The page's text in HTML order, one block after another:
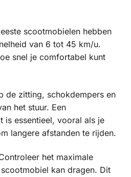
scootmobielen hebben
van 6 tot 45 km/u.
snel je comfortabel kunt
de zitting, schokdempers en
het stuur. Een
is essentieel, vooral als je
langere afstanden te rijden.
het maximale
kan dragen. Dit